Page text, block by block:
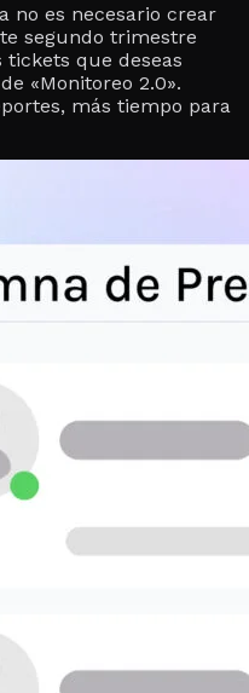
no es necesario crear
segundo trimestre
que deseas
«Monitoreo 2.0».
más tiempo para